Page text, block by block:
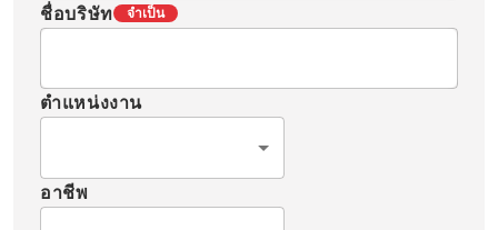
ชื่อบริษัท จำเป็น
ตำแหน่งงาน
อาชีพ